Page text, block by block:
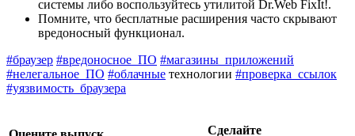
системы либо воспользуйтесь утилитой Dr.Web FixIt!.
Помните, что бесплатные расширения часто скрывают
вредоносный функционал.
#браузер #вредоносное_ПО #магазины_приложений
#нелегальное_ПО #облачные технологии #проверка_ссылок
#уязвимость_браузера
Сделайте